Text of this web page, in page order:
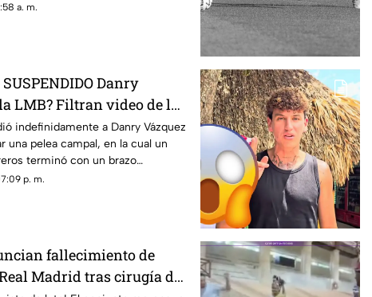
a. m.
Danry
LMB? Filtran video de la
indefinidamente a Danry Vázquez
una pelea campal, en la cual un
terminó con un brazo
p. m.
fallecimiento de
Madrid tras cirugía de